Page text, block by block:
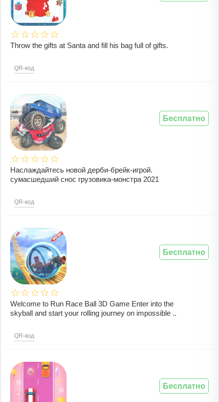
Throw the gifts at Santa and fill his bag full of gifts.
QR-код
Наслаждайтесь новой дерби-брейк-игрой.
сумасшедший снос грузовика-монстра 2021
QR-код
Бесплатно
Welcome to Run Race Ball 3D Game Enter into the
skyball and start your rolling journey on impossible ..
QR-код
Бесплатно
Бесплатно